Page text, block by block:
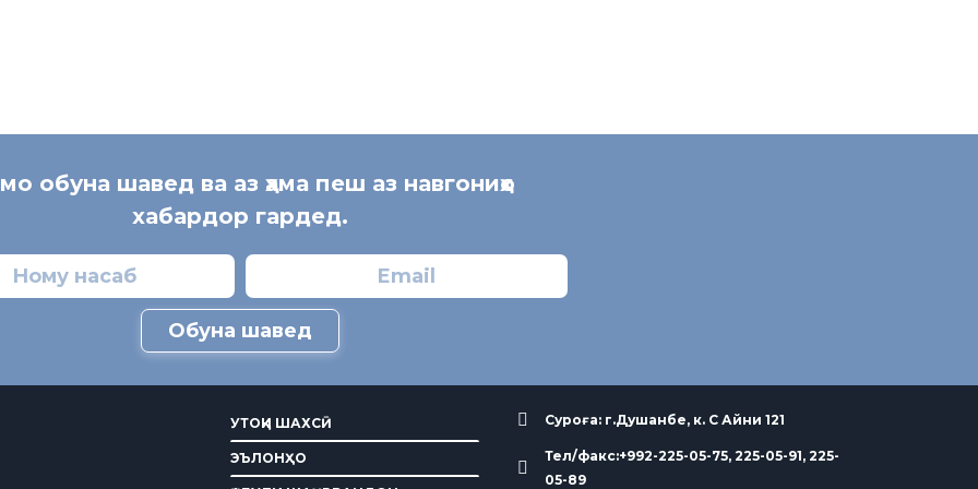
обуна шавед ва аз ҳама пеш аз навгониҳо
хабардор гардед.
Обуна шавед
УТОҚИ ШАХСӢ
ЭЪЛОНҲО
Суроға: г.Душанбе, к. С Айни 121
Тел/факс:+992-225-05-75, 225-05-91, 225-
05-89